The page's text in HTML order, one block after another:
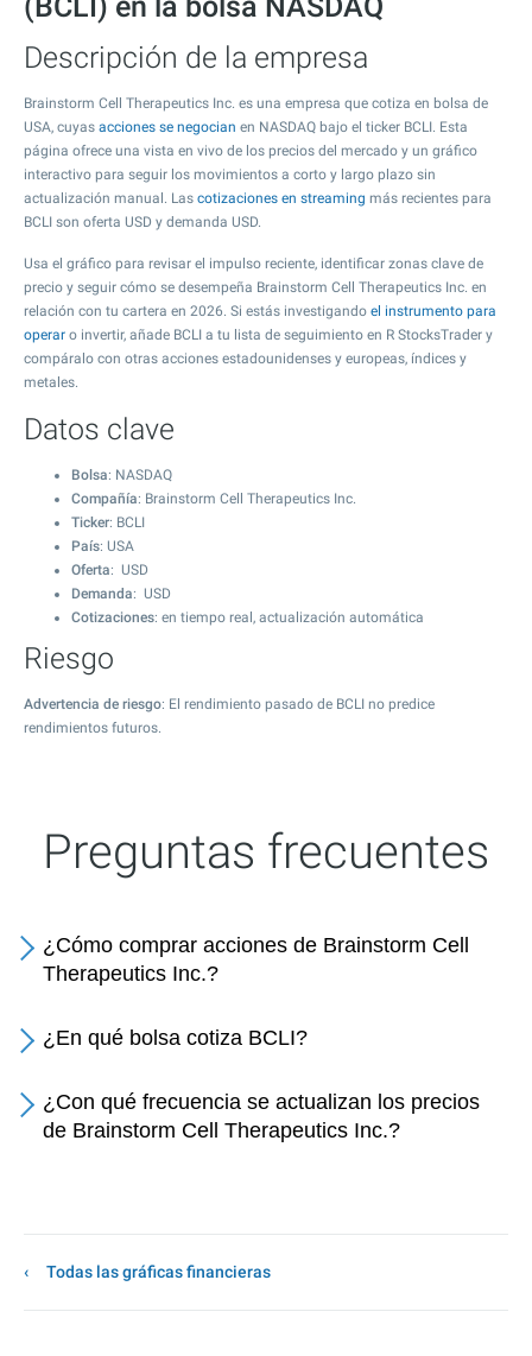
Descripción de la empresa
Brainstorm Cell Therapeutics Inc. es una empresa que cotiza en bolsa de
USA, cuyas acciones se negocian en NASDAQ bajo el ticker BCLI. Esta
página ofrece una vista en vivo de los precios del mercado y un gráfico
interactivo para seguir los movimientos a corto y largo plazo sin
actualización manual. Las cotizaciones en streaming más recientes para
BCLI son oferta USD y demanda USD.
Usa el gráfico para revisar el impulso reciente, identificar zonas clave de
precio y seguir cómo se desempeña Brainstorm Cell Therapeutics Inc. en
relación con tu cartera en 2026. Si estás investigando el instrumento para
operar o invertir, añade BCLI a tu lista de seguimiento en R StocksTrader y
compáralo con otras acciones estadounidenses y europeas, índices y
metales.
Datos clave
Bolsa: NASDAQ
Compañía: Brainstorm Cell Therapeutics Inc.
Ticker: BCLI
País: USA
Oferta: USD
Demanda: USD
Cotizaciones: en tiempo real, actualización automática
Riesgo
Advertencia de riesgo: El rendimiento pasado de BCLI no predice
rendimientos futuros.
Preguntas frecuentes
¿Cómo comprar acciones de Brainstorm Cell
Therapeutics Inc.?
¿En qué bolsa cotiza BCLI?
¿Con qué frecuencia se actualizan los precios
de Brainstorm Cell Therapeutics Inc.?
Todas las gráficas financieras